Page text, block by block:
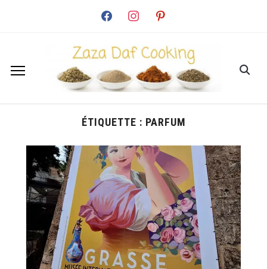
facebook instagrampinterest
ÉTIQUETTE : PARFUM